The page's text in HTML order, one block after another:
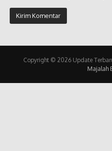
Copyright © 2026 Update
Majalah